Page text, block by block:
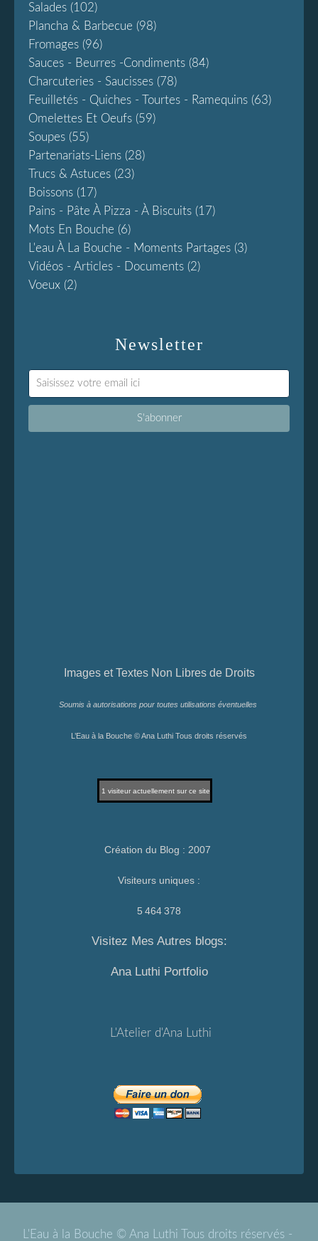
Newsletter
Salades (102)
Plancha & Barbecue (98)
Fromages (96)
Sauces - Beurres -condiments (84)
Charcuteries - Saucisses (78)
Feuilletés - Quiches - Tourtes - Ramequins (63)
Omelettes Et Oeufs (59)
Soupes (55)
Partenariats-Liens (28)
Trucs & Astuces (23)
Boissons (17)
Pains - Pâte À Pizza - À Biscuits (17)
Mots En Bouche (6)
L'eau À La Bouche - Moments Partages (3)
Vidéos - Articles - Documents (2)
Voeux (2)
Images et Textes Non Libres de Droits
Soumis à autorisations pour toutes utilisations éventuelles
L’Eau à la Bouche © Ana Luthi Tous droits réservés
1 visiteur actuellement sur ce site
Création du Blog : 2007
Visiteurs uniques :
5 464 378
Visitez Mes Autres blogs:
Ana Luthi Portfolio
L'Atelier d'Ana Luthi
L'Eau à la Bouche © Ana Luthi Tous droits réservés -